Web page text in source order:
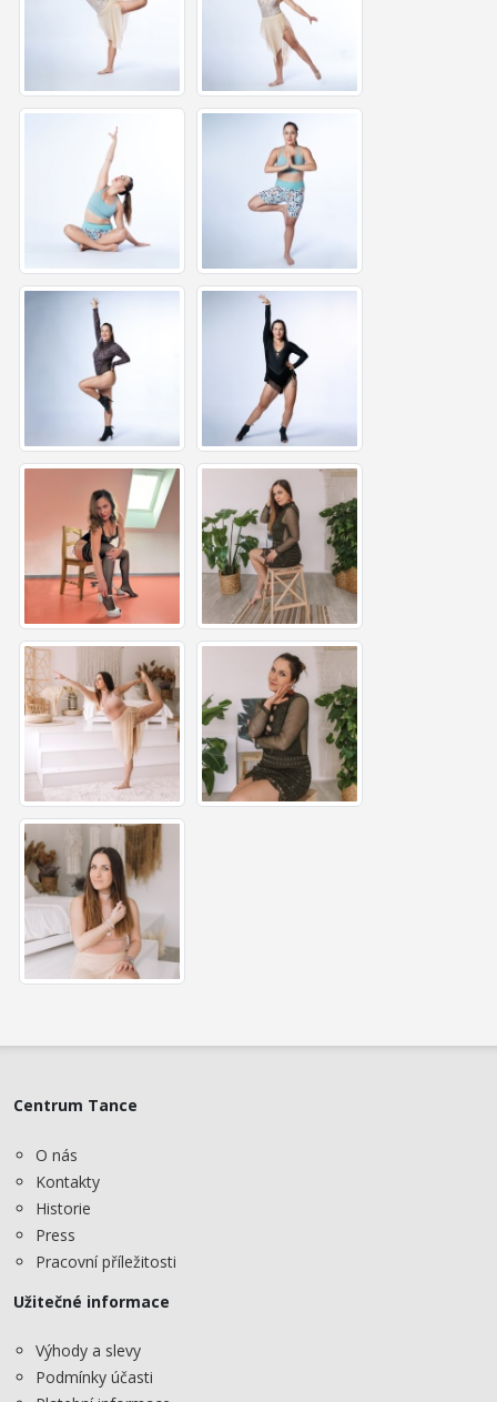
Centrum Tance
O nás
Kontakty
Historie
Press
Pracovní příležitosti
Užitečné informace
Výhody a slevy
Podmínky účasti